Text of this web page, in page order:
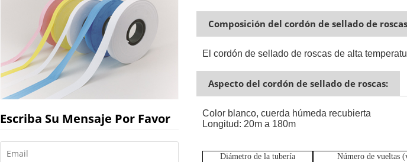
Escriba Su Mensaje Por Favor
Composición del cordón de sellado de
El cordón de sellado de roscas de alta
Aspecto del cordón de sellado de roscas:
Color blanco, cuerda húmeda recubierta
Longitud: 20m a 180m
Diámetro de la tubería
Número de vueltas